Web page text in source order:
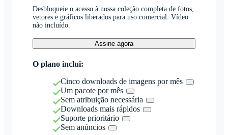
Desbloqueie o acesso à nossa coleção completa de fotos,
vetores e gráficos liberados para uso comercial. Vídeo
não incluído.
Assine agora
O plano inclui:
Cinco downloads de imagens por mês
Um pacote por mês
Sem atribuição necessária
Downloads mais rápidos
Suporte prioritário
Sem anúncios